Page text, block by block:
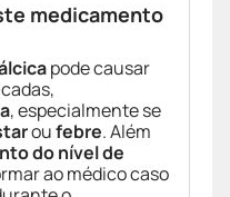
medicamento
pode causar
, especialmente se
oufebre. Além
do nível de
ao médico caso